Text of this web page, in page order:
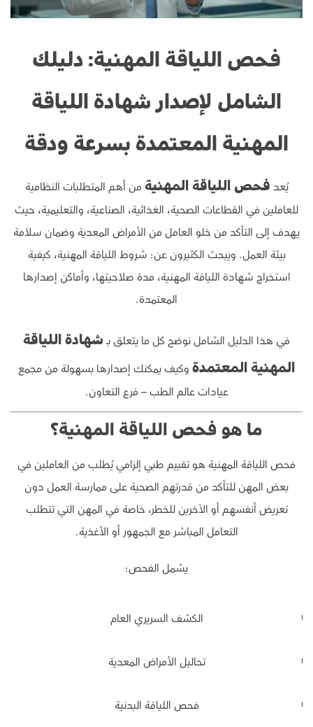
فحص اللياقة المهنية: دليلك
الشامل لإصدار شهادة اللياقة
المهنية المعتمدة بسرعة ودقة
يُعد فحص اللياقة المهنية من أهم المتطلبات النظامية
للعاملين في القطاعات الصحية، الغذائية، الصناعية، والتعليمية، حيث
يهدف إلى التأكد من خلو العامل من الأمراض المعدية وضمان سلامة
بيئة العمل. ويبحث الكثيرون عن: شروط اللياقة المهنية، كيفية
استخراج شهادة اللياقة المهنية، مدة صلاحيتها، وأماكن إصدارها
المعتمدة.
في هذا الدليل الشامل نوضح كل ما يتعلق بـ شهادة اللياقة
المهنية المعتمدة وكيف يمكنك إصدارها بسهولة من مجمع
عيادات عالم الطب – فرع التعاون.
ما هو فحص اللياقة المهنية؟
فحص اللياقة المهنية هو تقييم طبي إلزامي يُطلب من العاملين في
بعض المهن للتأكد من قدرتهم الصحية على ممارسة العمل دون
تعريض أنفسهم أو الآخرين للخطر، خاصة في المهن التي تتطلب
التعامل المباشر مع الجمهور أو الأغذية.
يشمل الفحص:
الكشف السريري العام
تحاليل الأمراض المعدية
فحص اللياقة البدنية